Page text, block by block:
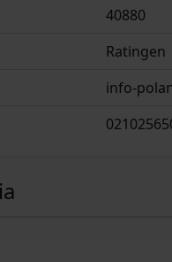
40880
Ratingen
info-